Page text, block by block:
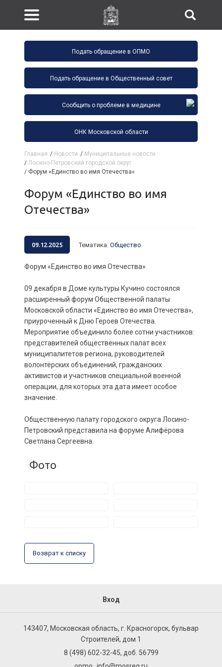
Подать обращение в ОПМО
Подать обращение в Общественный совет
Сообщить о проблеме в медицине
ОНК Московской области
Главная / Новости / Муниципальные новости
/ Лосино-Петровский городской округ
/ Форум «Единство во имя Отечества»
Форум «Единство во имя
Отечества»
09.12.2025 Тематика: Общество
Форум «Единство во имя Отечества»
09 декабря в Доме культуры Кучино состоялся
расширенный форум Общественной палаты
Московской области «Единство во имя Отечества»,
приуроченный к Дню Героев Отечества.
Мероприятие объединило более сотни участников:
представителей общественных палат всех
муниципалитетов региона, руководителей
волонтёрских объединений, гражданских
активистов и участников специальной военной
операции, для которых эта дата имеет особое
значение.
Общественную палату городского округа Лосино-
Петровский представила на форуме Алифёрова
Светлана Сергеевна.
Фото
Возврат к списку
Вход
143407, Московская область, г. Красногорск, бульвар
Строителей, дом 1
8 (498) 602-32-45, доб. 56799